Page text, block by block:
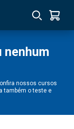
nenhum
nossos cursos
também o teste e